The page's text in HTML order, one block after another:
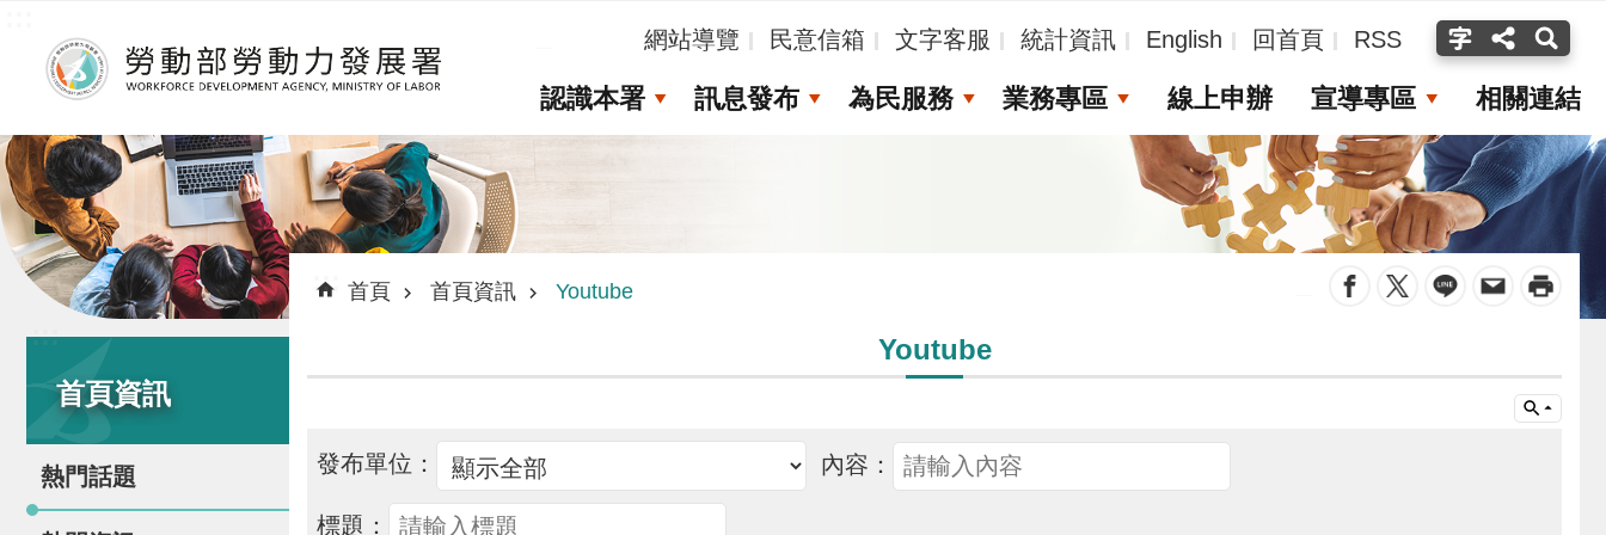
網站導覽 民意信箱 文字客服 統計資訊 English 回首頁 RSS
認識本署 訊息發布 為民服務 業務專區 線上申辦 宣導專區 相關連結
:::
首頁資訊
熱門話題
::: 首頁 首頁資訊 Youtube
Youtube
發布單位： 內容：
標題：